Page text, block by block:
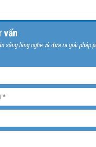
vấn
sàng lắng nghe và đưa ra giải pháp